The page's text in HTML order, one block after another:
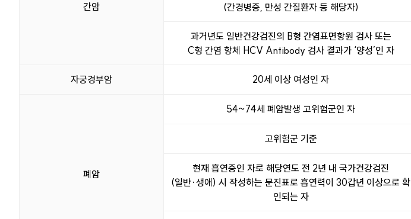
간암
(간경병증, 만성 간질환자 등 해당자)
과거년도 일반건강검진의 B형 간염표면항원 검사 또는
C형 간염 항체 HCV Antibody 검사 결과가 ‘양성’인 자
자궁경부암 20세 이상 여성인 자
폐암
54~74세 폐암발생 고위험군인 자
고위험군 기준
현재 흡연중인 자로 해당연도 전 2년 내 국가건강검진
(일반·생애) 시 작성하는 문진표로 흡연력이 30갑년 이상으로 확
인되는 자